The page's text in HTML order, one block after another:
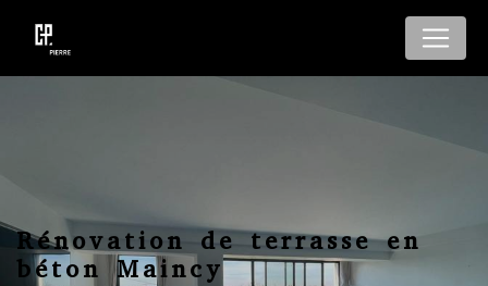
Rénovation de terrasse en
béton Maincy